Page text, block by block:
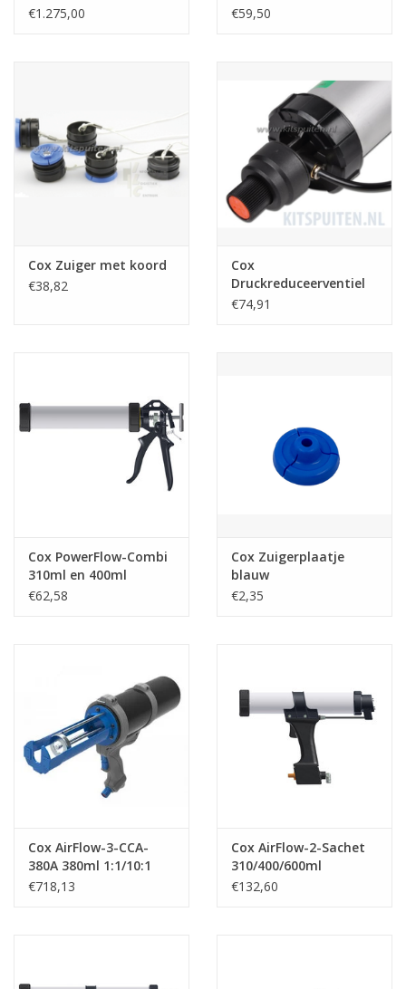
400ml 1:1/2:1/4:1/10:1
€1.275,00
€59,50
Cox Zuiger met koord
€38,82
Cox
Druckreduceerventiel
€74,91
Cox PowerFlow-Combi
310ml en 400ml
€62,58
Cox Zuigerplaatje
blauw
€2,35
Cox AirFlow-3-CCA-
380A 380ml 1:1/10:1
€718,13
Cox AirFlow-2-Sachet
310/400/600ml
€132,60